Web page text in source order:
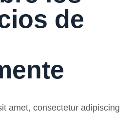
de
amet, consectetur adipiscing